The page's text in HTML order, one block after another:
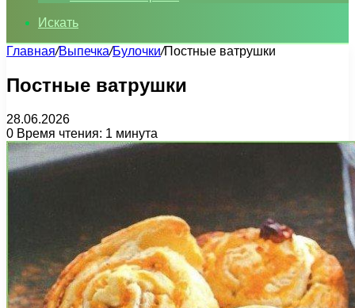
Искать
Главная/Выпечка/Булочки/Постные ватрушки
Постные ватрушки
28.06.2026
0 Время чтения: 1 минута